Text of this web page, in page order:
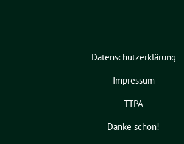
Datenschutzerklärung
Impressum
TTPA
Danke schön!